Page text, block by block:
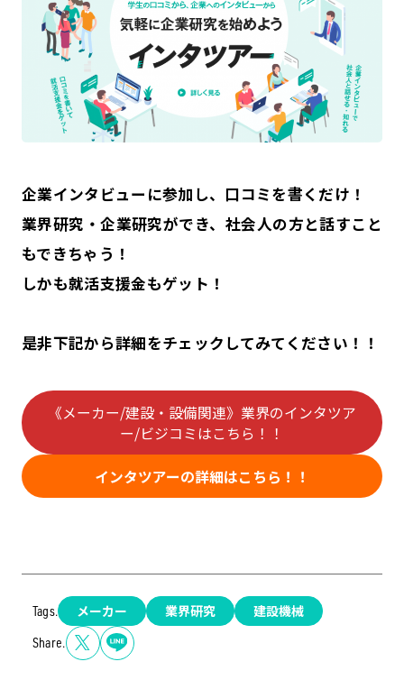
企業インタビューに参加し、口コミを書くだけ！
業界研究・企業研究ができ、社会人の方と話すこと
もできちゃう！
しかも就活支援金もゲット！
是非下記から詳細をチェックしてみてください！！
《メーカー/建設・設備関連》業界のインタツア
ー/ビジコミはこちら！！
インタツアーの詳細はこちら！！
Tags. メーカー 業界研究 建設機械
Share.